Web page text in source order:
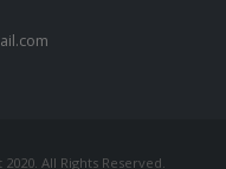
All Rights Reserved.